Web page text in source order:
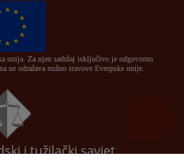
unija. Za njen sadržaj isključivo je odgovorno
odražava nužno stavove Evropske unije.
i tužilački savjet